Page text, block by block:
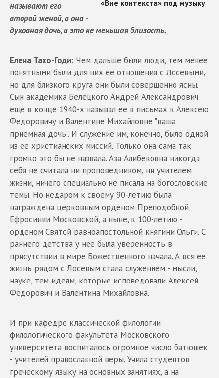
называют его
второй женой, а она -
духовная дочь, и это не меньшая близость.
Елена Тахо-Годи: Чем дальше были люди, тем менее
понятными были для них ее отношения с Лосевыми,
но для близкого круга они были совершенно ясны.
Сын академика Белецкого Андрей Александрович
еще в конце 1940-х называл ее в письмах к Алексею
Федоровичу и Валентине Михайловне "ваша
приемная дочь". И служение им, конечно, было одной
из ее христианских миссий. Только она сама так
громко это бы не назвала. Аза Алибековна никогда
себя не считала ни проповедником, ни учителем
жизни, ничего специально не писала на богословские
темы. Но недаром к своему 90-летию была
награждена церковным орденом Преподобной
Ефросинии Московской, а ныне, к 100-летию -
орденом Святой равноапостольной княгини Ольги. С
раннего детства у нее была уверенность в
присутствии в мире Божественного начала. А вся ее
жизнь рядом с Лосевым стала служением - мысли,
науке, тем идеям, которые исповедовали Алексей
Федорович и Валентина Михайловна.
И при кафедре классической филологии
филологического факультета Московского
университета воспиталось огромное число батюшек
- учителей православной веры. Учила студентов
греческому языку на основных занятиях, а на